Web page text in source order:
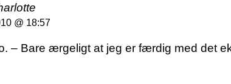
@ 18:57
– Bare ærgeligt at jeg er færdig med det